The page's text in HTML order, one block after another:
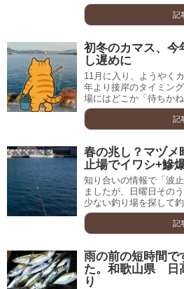
記
初冬のカマス、今
し遅めに
11月に入り、ようやく
年より接岸のタイミン
場にはどこか「待ちか
記
春の兆し？マヅメ
止場でイワシ+鰺
知り合いの情報で「波
ましたが、日曜日その
少ない釣り場を探して
記
雨の前の短時間で
た。和歌山県 日
り